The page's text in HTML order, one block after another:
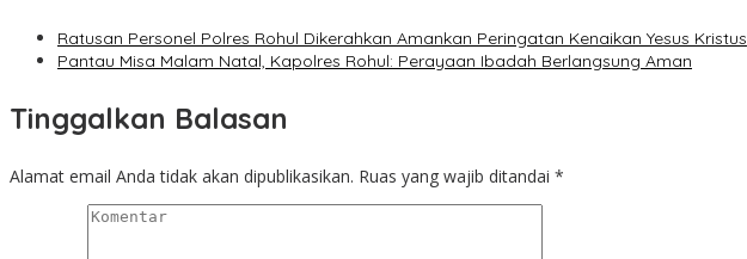
Ratusan Personel Polres Rohul Dikerahkan Amankan Peringatan Kenaikan Yesus Kristus
Pantau Misa Malam Natal, Kapolres Rohul: Perayaan Ibadah Berlangsung Aman
Tinggalkan Balasan
Alamat email Anda tidak akan dipublikasikan. Ruas yang wajib ditandai *